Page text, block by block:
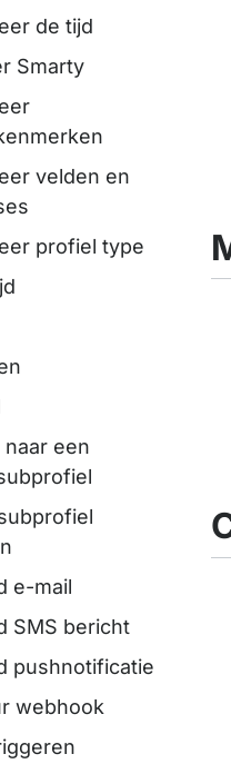
de tijd
Smarty
velden en
profiel type
een
e-mail
SMS bericht
pushnotificatie
webhook